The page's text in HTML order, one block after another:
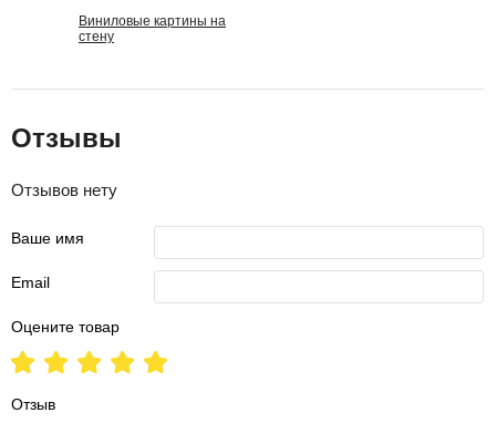
Виниловые картины на
стену
Отзывы
Отзывов нету
Ваше имя
Email
Оцените товар
Отзыв